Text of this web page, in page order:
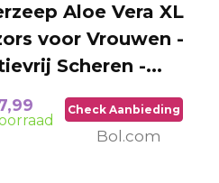
Aloe Vera XL
voor Vrouwen -
Scheren -...
Check Aanbieding
Bol.com